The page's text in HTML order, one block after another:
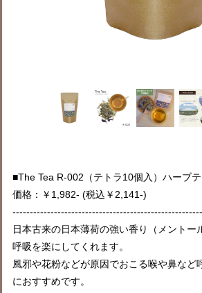
■The Tea R-002（テトラ10個入）ハーブ
価格：￥1,982- (税込￥2,141-)
日本古来の日本薄荷の強い香り（メントー
呼吸を楽にしてくれます。
風邪や花粉などが原因でおこる喉や鼻など
におすすめです。